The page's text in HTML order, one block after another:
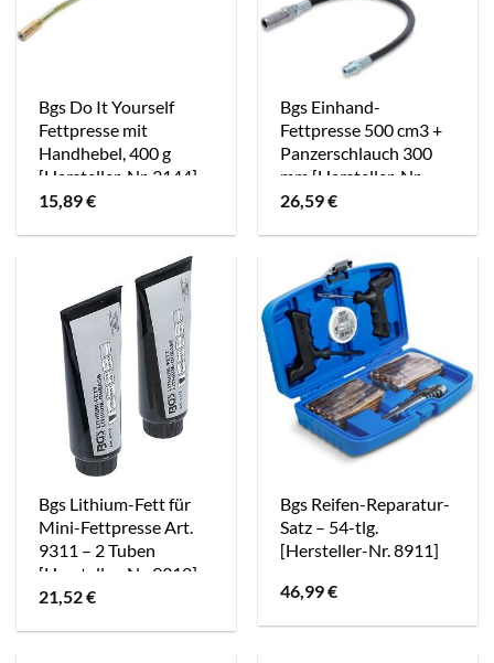
Bgs Do It Yourself
Fettpresse mit
Handhebel, 400 g
[Hersteller-Nr. 3144]
15,89€
Bgs Einhand-
Fettpresse 500 cm3 +
Panzerschlauch 300
mm [Hersteller-Nr.
40637299]
26,59€
Bgs Lithium-Fett für
Mini-Fettpresse Art.
9311 – 2 Tuben
[Hersteller-Nr. 9312]
21,52€
Bgs Reifen-Reparatur-
Satz – 54-tlg.
[Hersteller-Nr. 8911]
46,99€